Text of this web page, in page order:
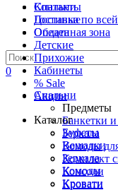
Спальни
Гостиные
Обеденная зона
Детские
Прихожие
Кабинеты
% Sale
Акции
Каталог
Буфеты
Вешалки
Зеркала
Комоды
Кровати
Контакты
Доставка по
Оплата
0
Спальни
Предметы
Банкетки
Зеркала
Комоды
Комплект
Консоли
Кровати